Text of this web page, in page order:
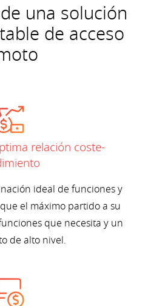
una solución
de acceso
relación coste-
ideal de funciones y
el máximo partido a su
que necesita y un
de alto nivel.